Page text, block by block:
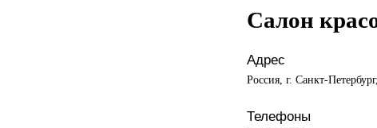
Салон
Адрес
Россия, г. Санкт-
Телефоны